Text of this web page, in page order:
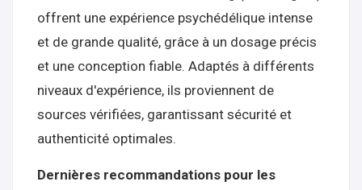
offrent une expérience psychédélique intense
et de grande qualité, grâce à un dosage précis
et une conception fiable. Adaptés à différents
niveaux d'expérience, ils proviennent de
sources vérifiées, garantissant sécurité et
authenticité optimales.
Dernières recommandations pour les